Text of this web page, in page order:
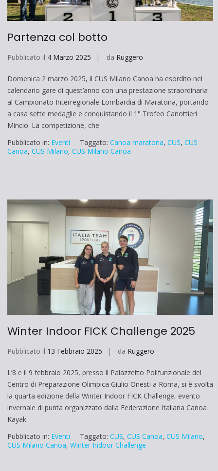
Partenza col botto
Pubblicato il 4 Marzo 2025 da Ruggero
Domenica 2 marzo 2025, il CUS Milano Canoa ha esordito nel
calendario gare di quest’anno con una prestazione straordinaria
al Campionato Interregionale Lombardia di Maratona, portando
a casa sette medaglie e conquistando il 1° Trofeo Canottieri
Mincio. La competizione, che
Pubblicato in: Eventi Taggato: Canoa maratona, CUS, CUS
Canoa, CUS Milano, CUS Milano Canoa
Winter Indoor FICK Challenge 2025
Pubblicato il 13 Febbraio 2025 da Ruggero
L’8 e il 9 febbraio 2025, presso il Palazzetto Polifunzionale del
Centro di Preparazione Olimpica Giulio Onesti a Roma, si è svolta
la quarta edizione della Winter Indoor FICK Challenge, evento
invernale di punta organizzato dalla Federazione Italiana Canoa
Kayak.
Pubblicato in: Eventi Taggato: CUS, CUS Canoa, CUS Milano,
CUS Milano Canoa, Winter Indoor Challenge